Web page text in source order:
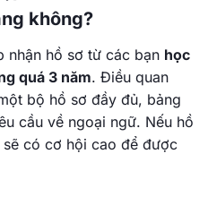
không?
nhận hồ sơ từ các bạn học
quá 3 năm. Điều quan
bộ hồ sơ đầy đủ, bảng
cầu về ngoại ngữ. Nếu hồ
có cơ hội cao để được